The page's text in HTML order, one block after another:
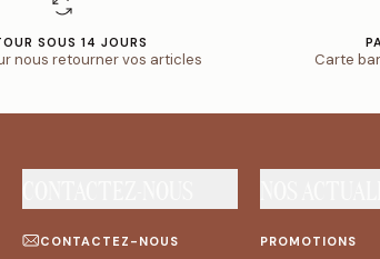
SOUS 14 JOURS
nous retourner vos articles Carte
CONTACTEZ-NOUS PROMOTIONS